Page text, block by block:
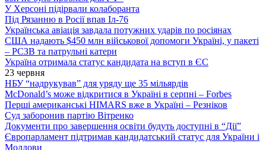
У Херсоні підірвали колаборанта
Під Рязанню в Росії впав Іл-76
Українська авіація завдала потужних ударів по росіянах
США надають $450 млн військової допомоги Україні, у пакеті
– РСЗВ та патрульні катери
Україна отримала статус кандидата на вступ в ЄС
23 червня
НБУ “надрукував” для уряду ще 35 мільярдів
McDonald’s може відкритися в Україні в серпні – Forbes
Перші американські HIMARS вже в Україні – Резніков
Суд заборонив партію Вітренко
Документи про завершення освіти будуть доступні в “Дії”
Європарламент підтримав кандидатський статус для України і
Молдови